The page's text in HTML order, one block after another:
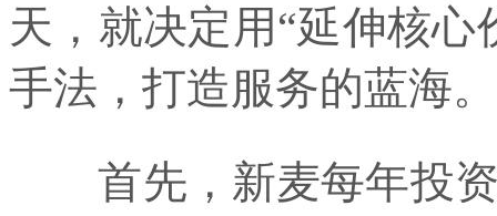
天，就决定用“延伸核
手法，打造服务的蓝海。
首先，新麦每年投资